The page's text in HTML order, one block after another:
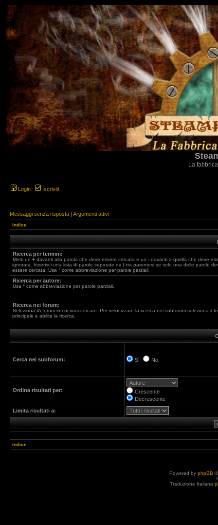
La
Login Iscriviti
Messaggi senza risposta | Argomenti attivi
Indice
Ricerca per termini:
Metti un + davanti alla parola che deve essere cercata e un - davanti a quella che deve
ignorata. Inserisci una lista di parole separate da | tra parentesi se solo una delle parole
essere cercata. Usa * come abbreviazione per parole parziali.
Ricerca per autore:
Usa * come abbreviazione per parole parziali.
Ricerca nei forum:
Seleziona il/i forum in cui vuoi cercare. Per velocizzare la ricerca nei subforum seleziona il
principale e abilita la ricerca.
Cerca nei subforum: Sì No
Ordina risultati per:
Crescente
Decrescente
Limita risultati a:
Indice
Powered by phpBB
Traduzione Italiana